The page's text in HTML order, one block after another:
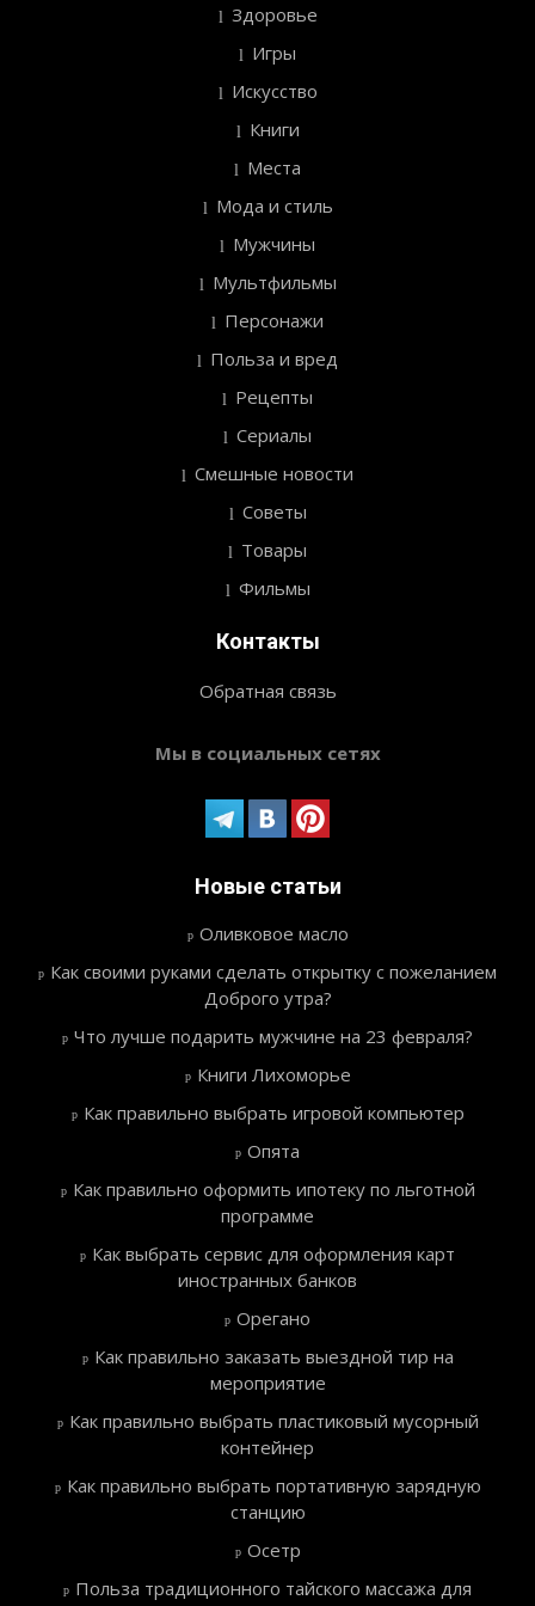
Здоровье
Игры
Искусство
Книги
Места
Мода и стиль
Мужчины
Мультфильмы
Персонажи
Польза и вред
Рецепты
Сериалы
Смешные новости
Советы
Товары
Фильмы
Контакты
Обратная связь
Мы в социальных сетях
Новые статьи
Оливковое масло
Как своими руками сделать открытку с пожеланием
Доброго утра?
Что лучше подарить мужчине на 23 февраля?
Книги Лихоморье
Как правильно выбрать игровой компьютер
Опята
Как правильно оформить ипотеку по льготной
программе
Как выбрать сервис для оформления карт
иностранных банков
Орегано
Как правильно заказать выездной тир на
мероприятие
Как правильно выбрать пластиковый мусорный
контейнер
Как правильно выбрать портативную зарядную
станцию
Осетр
Польза традиционного тайского массажа для